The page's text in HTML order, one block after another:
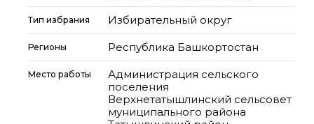
Тип избрания Избирательный округ
Регионы Республика Башкортостан
Место работы
Администрация сельского
поселения
Верхнетатышлинский сельсовет
муниципального района